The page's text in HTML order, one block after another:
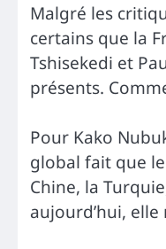
Malgré les
certains que la
Tshisekedi et
présents.
Pour Kako
global fait que
Chine, la
aujourd’hui,